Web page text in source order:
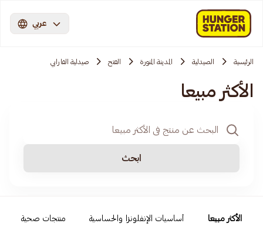
عربي
الرئيسية الصيدلية المدينة المنورة الفتح صيدلية الفارابي
الأكثر مبيعا
ابحث
الأكثر مبيعا أساسيات الإنفلونزا والحساسية منتجات صحية